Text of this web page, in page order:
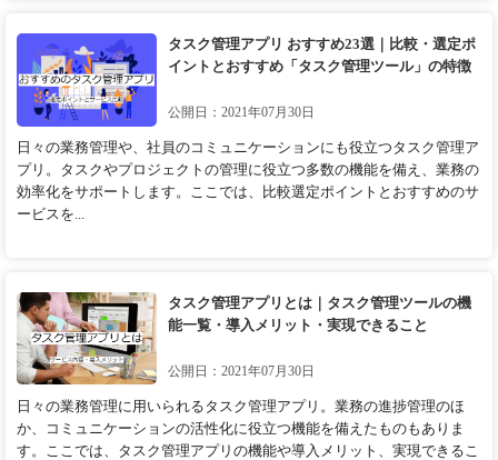
タスク管理アプリ おすすめ23選｜比較・選定ポ
イントとおすすめ「タスク管理ツール」の特徴
公開日：2021年07月30日
日々の業務管理や、社員のコミュニケーションにも役立つタスク管理ア
プリ。タスクやプロジェクトの管理に役立つ多数の機能を備え、業務の
効率化をサポートします。ここでは、比較選定ポイントとおすすめのサ
ービスを...
タスク管理アプリとは｜タスク管理ツールの機
能一覧・導入メリット・実現できること
公開日：2021年07月30日
日々の業務管理に用いられるタスク管理アプリ。業務の進捗管理のほ
か、コミュニケーションの活性化に役立つ機能を備えたものもありま
す。ここでは、タスク管理アプリの機能や導入メリット、実現できるこ